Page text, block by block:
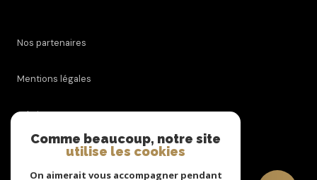
Nos partenaires
Mentions légales
Admin
Nos honoraires
Comme beaucoup, notre site
utilise les cookies
On aimerait vous accompagner pendant